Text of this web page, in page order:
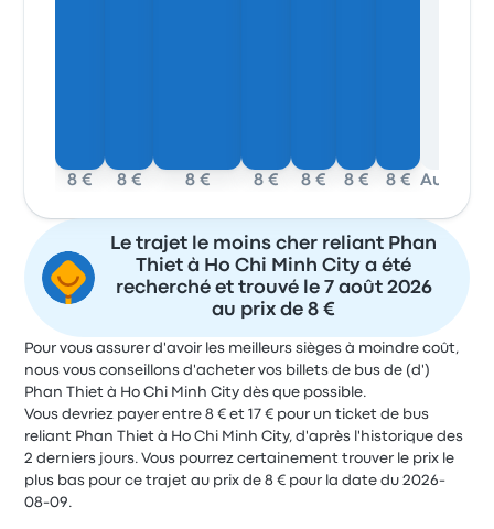
8 € 8 € 8 € 8 € 8 € 8 € 8 €
Le trajet le moins cher reliant Phan
Thiet à Ho Chi Minh City a été
recherché et trouvé le 7 août 2026
au prix de 8 €
Pour vous assurer d'avoir les meilleurs sièges à moindre coût,
nous vous conseillons d'acheter vos billets de bus de (d')
Phan Thiet à Ho Chi Minh City dès que possible.
Vous devriez payer entre 8 € et 17 € pour un ticket de bus
reliant Phan Thiet à Ho Chi Minh City, d'après l'historique des
2 derniers jours. Vous pourrez certainement trouver le prix le
plus bas pour ce trajet au prix de 8 € pour la date du 2026-
08-09.